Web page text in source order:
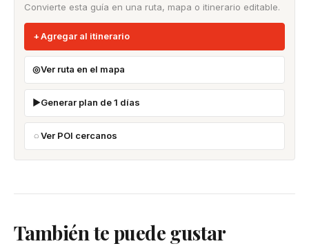
Convierte esta guía en una ruta, mapa o itinerario editable.
Agregar al itinerario
Ver ruta en el mapa
Generar plan de 1 días
Ver POI cercanos
También te puede gustar